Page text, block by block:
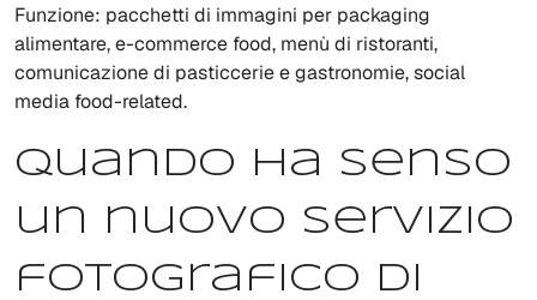
Funzione: pacchetti di immagini per packaging
alimentare, e-commerce food, menù di ristoranti,
comunicazione di pasticcerie e gastronomie, social
media food-related.
Quando ha senso
un nuovo servizio
fotografico di